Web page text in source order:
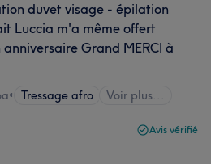
duvet visage - épilation
Luccia m'a même offert
Grand MERCI à
• Tressage afro Voir plus...
Avis vérifié